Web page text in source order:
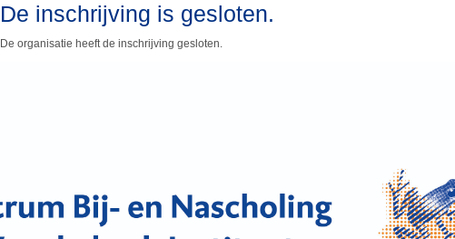
De inschrijving is gesloten.
De organisatie heeft de inschrijving gesloten.